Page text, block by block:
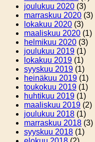
joulukuu 2020 (3)
marraskuu 2020 (3)
lokakuu 2020 (3)
maaliskuu 2020 (1)
helmikuu 2020 (3)
joulukuu 2019 (1)
lokakuu 2019 (1)
syyskuu 2019 (1)
heinäkuu 2019 (1)
toukokuu 2019 (1)
huhtikuu 2019 (1)
maaliskuu 2019 (2)
joulukuu 2018 (1)
marraskuu 2018 (3)
syyskuu 2018 (1)